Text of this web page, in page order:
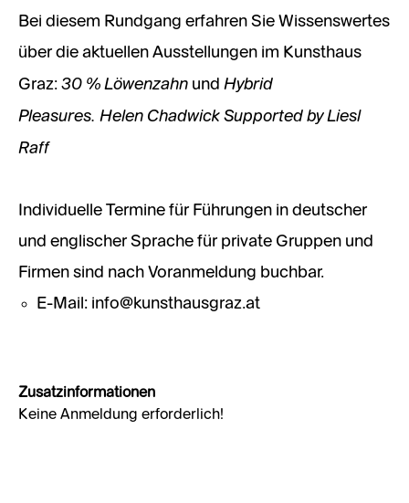
Bei diesem Rundgang erfahren Sie Wissenswertes
über die aktuellen Ausstellungen im Kunsthaus
Graz: 30 % Löwenzahn und Hybrid
Pleasures. Helen Chadwick Supported by Liesl
Raff
Individuelle Termine für Führungen in deutscher
und englischer Sprache für private Gruppen und
Firmen sind nach Voranmeldung buchbar.
E-Mail: info@kunsthausgraz.at​​​​​​​
Zusatzinformationen
Keine Anmeldung erforderlich!